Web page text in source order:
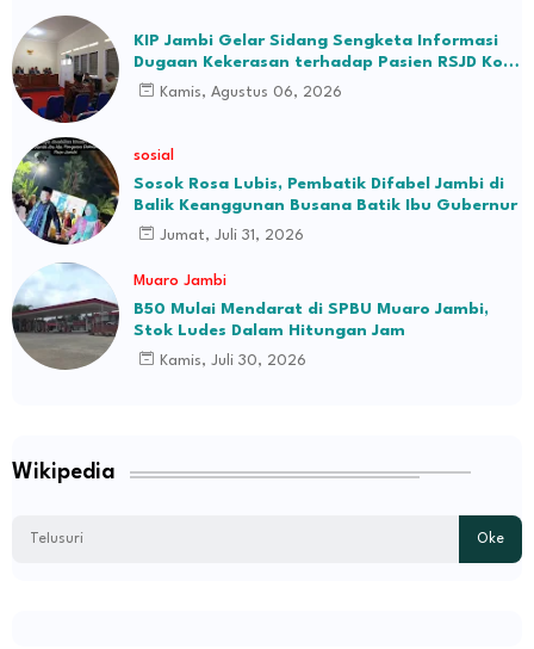
KIP Jambi Gelar Sidang Sengketa Informasi
Dugaan Kekerasan terhadap Pasien RSJD Kol.
H.M.Syukur Jambi
Kamis, Agustus 06, 2026
sosial
Sosok Rosa Lubis, Pembatik Difabel Jambi di
Balik Keanggunan Busana Batik Ibu Gubernur
Jumat, Juli 31, 2026
Muaro Jambi
B50 Mulai Mendarat di SPBU Muaro Jambi,
Stok Ludes Dalam Hitungan Jam
Kamis, Juli 30, 2026
Wikipedia